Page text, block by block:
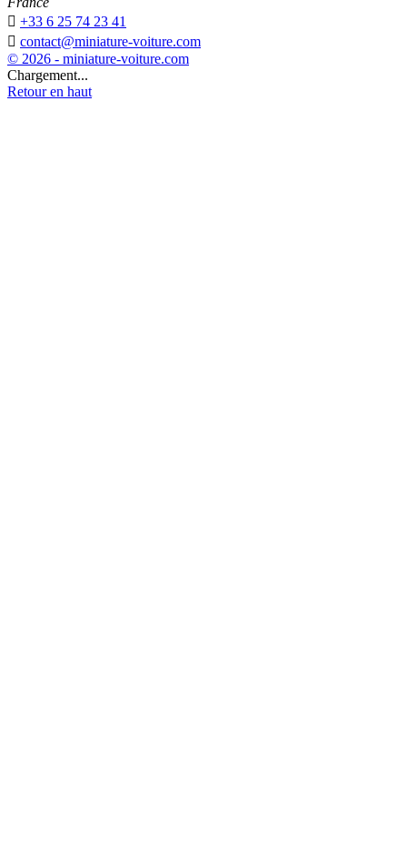
 +33 6 25 74 23 41
 contact@miniature-voiture.com
© 2026 - miniature-voiture.com
Chargement...
Retour en haut